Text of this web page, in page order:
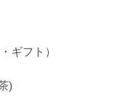
ギフト）
)